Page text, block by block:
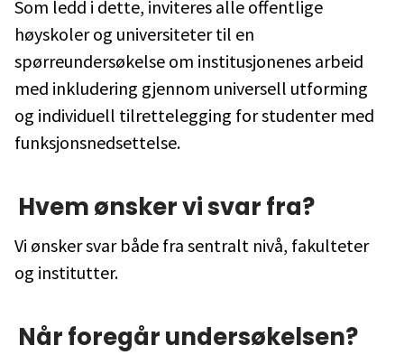
Som ledd i dette, inviteres alle offentlige
høyskoler og universiteter til en
spørreundersøkelse om institusjonenes arbeid
med inkludering gjennom universell utforming
og individuell tilrettelegging for studenter med
funksjonsnedsettelse.
Hvem ønsker vi svar fra?
Vi ønsker svar både fra sentralt nivå, fakulteter
og institutter.
Når foregår undersøkelsen?